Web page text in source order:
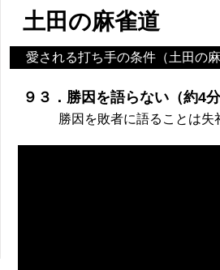
土田の麻雀道
愛される打ち手の条件（土田の麻
９３．勝因を語らない（約4分
勝因を敗者に語ることは失